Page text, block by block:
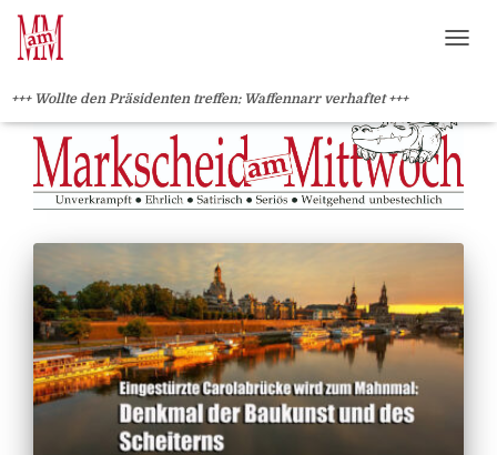
+++ Wollte den Präsidenten treffen: Waffennarr verhaftet +++